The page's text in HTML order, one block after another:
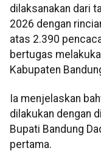
dilaksanakan dari
2026 dengan
atas 2.390
bertugas
Kabupaten
Ia menjelaskan
dilakukan dengan
Bupati Bandung
pertama.